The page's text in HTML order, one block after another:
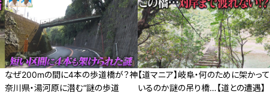
なぜ200mの間に4本の歩道橋が？神
奈川県・湯河原に潜む“謎の歩道
【道マニア】岐阜・何のために架かって
いるのか謎の吊り橋…【道との遭遇】